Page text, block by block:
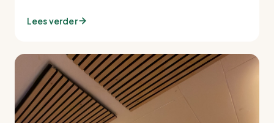
Lees verder